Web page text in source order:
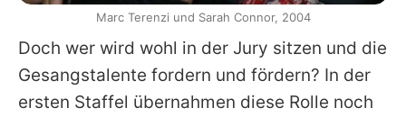
Doch wer wird wohl in der Jury sitzen und die
Gesangstalente fordern und fördern? In der
ersten Staffel übernahmen diese Rolle noch
Marc Terenzi und Sarah Connor, 2004